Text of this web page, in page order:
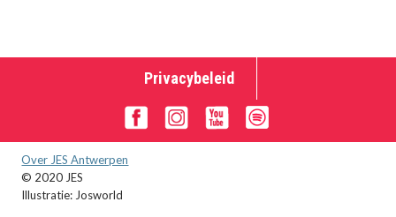
Privacybeleid
Over JES Antwerpen
© 2020 JES
Illustratie: Josworld